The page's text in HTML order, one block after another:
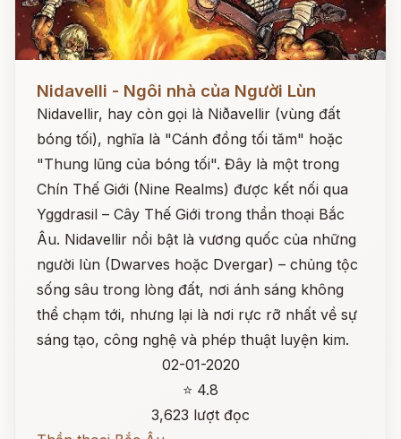
Nidavelli - Ngôi nhà của Người Lùn
Nidavellir, hay còn gọi là Niðavellir (vùng đất
bóng tối), nghĩa là "Cánh đồng tối tăm" hoặc
"Thung lũng của bóng tối". Đây là một trong
Chín Thế Giới (Nine Realms) được kết nối qua
Yggdrasil – Cây Thế Giới trong thần thoại Bắc
Âu. Nidavellir nổi bật là vương quốc của những
người lùn (Dwarves hoặc Dvergar) – chủng tộc
sống sâu trong lòng đất, nơi ánh sáng không
thể chạm tới, nhưng lại là nơi rực rỡ nhất về sự
sáng tạo, công nghệ và phép thuật luyện kim.
02-01-2020
⭐ 4.8
3,623 lượt đọc